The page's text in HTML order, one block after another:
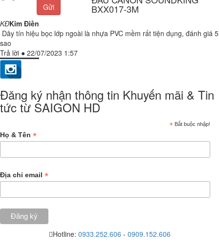
Gửi
BXX017-3M
KĐKim Điền
Dây tín hiệu bọc lớp ngoài là nhựa PVC mềm rất tiện dụng, đánh giá 5
sao
Trả lời ● 22/07/2023 1:57
Đăng ký nhận thông tin Khuyến mãi & Tin
tức từ SAIGON HD
* Bắt buộc nhập!
Họ & Tên *
Địa chỉ email *
Hotline: 0933.252.606 - 0909.152.606